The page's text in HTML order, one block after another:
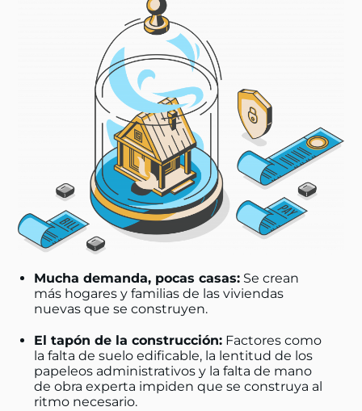
Mucha demanda, pocas casas: Se crean
más hogares y familias de las viviendas
nuevas que se construyen.
El tapón de la construcción: Factores como
la falta de suelo edificable, la lentitud de los
papeleos administrativos y la falta de mano
de obra experta impiden que se construya al
ritmo necesario.